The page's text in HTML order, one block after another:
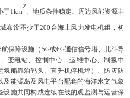
于1km
2
、地质条件稳定、周边风能资源丰
布设不少于200台海上风力发电机组，初
保障设施（ 5G或6G通信信号塔、北斗导
变电站、控制中心、运维中心、制氢中
氢船靠泊码头、直升机停机坪）、防灾防
能源岛及风电平台配套的海洋水文气象
施共同构成连续在线的观监测与运营保